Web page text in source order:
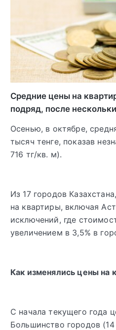
Средние цены на
подряд, после
Осенью, в октябре,
тысяч тенге, показав
716 тг/кв. м).
Из 17 городов
на квартиры, включая
исключений, где
увеличением в 3,5% в
Как изменялись цены на
С начала текущего года
Большинство городов